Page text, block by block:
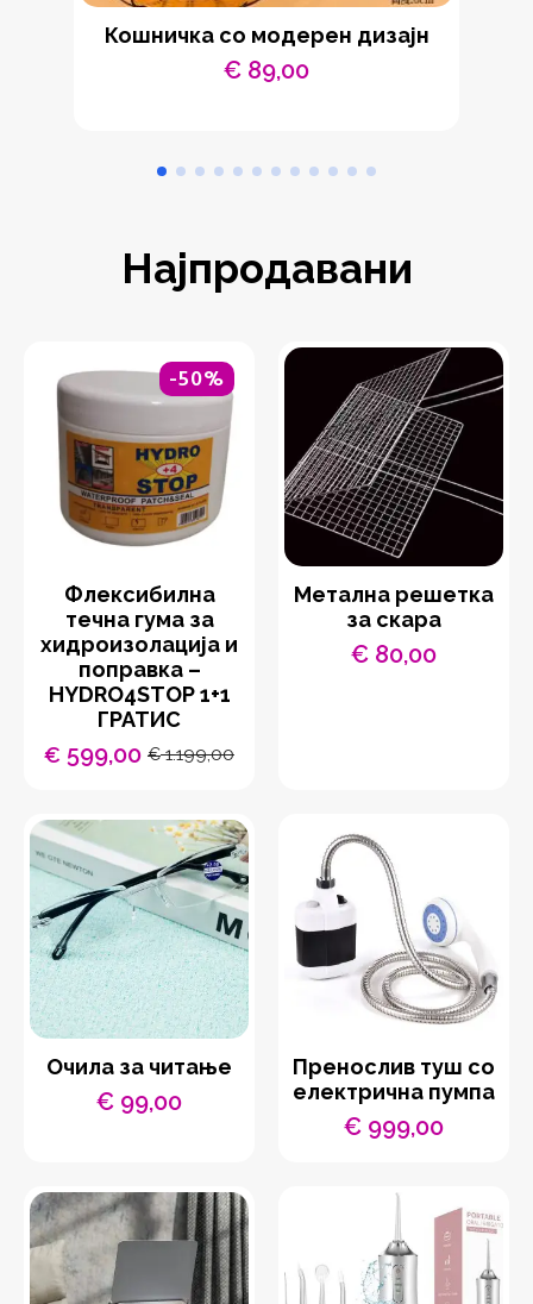
Кошничка со модерен дизајн
€ 89,00
Најпродавани
-50%
Флексибилна
течна гума за
хидроизолација и
поправка –
HYDRO4STOP 1+1
ГРАТИС
€1.199,00
Original
was:
€ 1.199,00.
€ 599,00Current
is:
€ 599,00.
Метална решетка
за скара
€ 80,00
Очила за читање
€ 99,00
Пренослив туш со
електрична пумпа
€ 999,00